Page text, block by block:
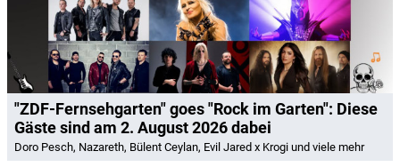
"ZDF-Fernsehgarten" goes "Rock im Garten": Diese
Gäste sind am 2. August 2026 dabei
Doro Pesch, Nazareth, Bülent Ceylan, Evil Jared x Krogi und viele mehr